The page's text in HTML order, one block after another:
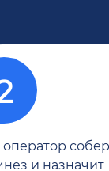
и назначит